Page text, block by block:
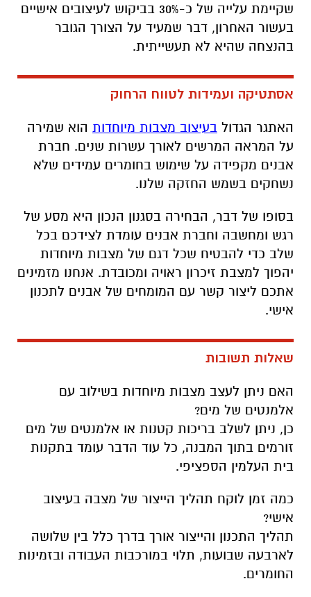
שקיימת עלייה של כ-30% בביקוש לעיצובים אישיים
בעשור האחרון, דבר שמעיד על הצורך הגובר
בהנצחה שהיא לא תעשייתית.
אסתטיקה ועמידות לטווח הרחוק
האתגר הגדול בעיצוב מצבות מיוחדות הוא שמירה
על המראה המרשים לאורך עשרות שנים. חברת
אבנים מקפידה על שימוש בחומרים עמידים שלא
נשחקים בשמש החזקה שלנו.
בסופו של דבר, הבחירה בסגנון הנכון היא מסע של
רגש ומחשבה וחברת אבנים עומדת לצידכם בכל
שלב כדי להבטיח שכל דגם של מצבות מיוחדות
יהפוך למצבת זיכרון ראויה ומכובדת. אנחנו מזמינים
אתכם ליצור קשר עם המומחים של אבנים לתכנון
אישי.
שאלות תשובות
האם ניתן לעצב מצבות מיוחדות בשילוב עם
אלמנטים של מים?
כן, ניתן לשלב בריכות קטנות או אלמנטים של מים
זורמים בתוך המבנה, כל עוד הדבר עומד בתקנות
בית העלמין הספציפי.
כמה זמן לוקח תהליך הייצור של מצבה בעיצוב
אישי?
תהליך התכנון והייצור אורך בדרך כלל בין שלושה
לארבעה שבועות, תלוי במורכבות העבודה ובזמינות
החומרים.